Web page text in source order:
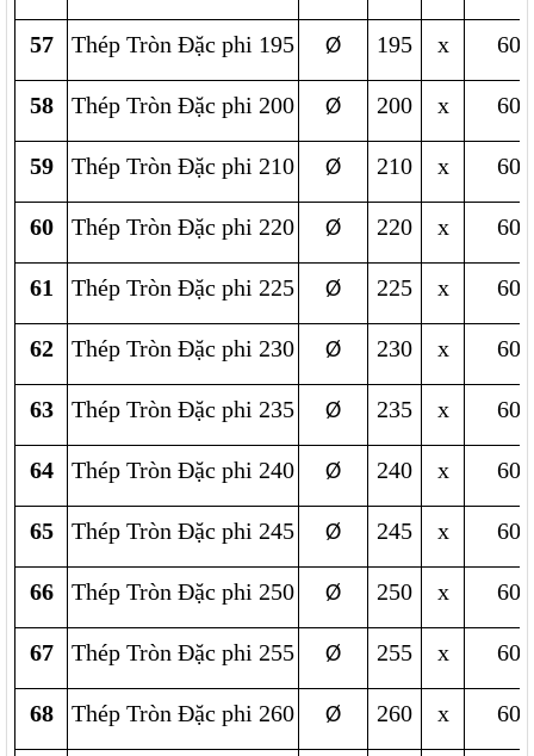
57 Thép Tròn Đặc phi 195 Ø 195 x
58 Thép Tròn Đặc phi 200 Ø 200 x
59 Thép Tròn Đặc phi 210 Ø 210 x
60 Thép Tròn Đặc phi 220 Ø 220 x
61 Thép Tròn Đặc phi 225 Ø 225 x
62 Thép Tròn Đặc phi 230 Ø 230 x
63 Thép Tròn Đặc phi 235 Ø 235 x
64 Thép Tròn Đặc phi 240 Ø 240 x
65 Thép Tròn Đặc phi 245 Ø 245 x
66 Thép Tròn Đặc phi 250 Ø 250 x
67 Thép Tròn Đặc phi 255 Ø 255 x
68 Thép Tròn Đặc phi 260 Ø 260 x